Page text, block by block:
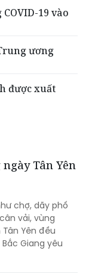
19 vào
ương
được xuất
Tân Yên
chợ, dãy phố
vải, vùng
Yên đều
Giang yêu